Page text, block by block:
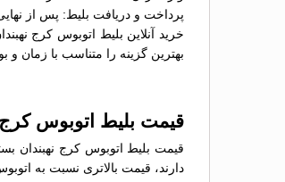
پرداخت و دریافت بلیط: پس از
خرید آنلاین بلیط اتوبوس کرج
بهترین گزینه را متناسب با زمان و
قیمت بلیط اتوبوس کرج
دارند، قیمت بالاتری نسبت به